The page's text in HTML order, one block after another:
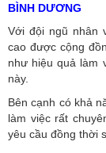
BÌNH DƯƠNG
Với đội ngũ nhân
cao được cộng
như hiệu quả làm
này.
Bên cạnh có khả
làm việc rất
yêu cầu đồng thời